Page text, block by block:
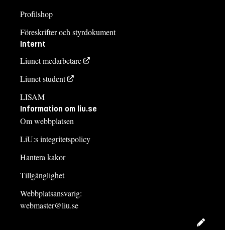
Profilshop
Föreskrifter och styrdokument
Internt
Liunet medarbetare
Liunet student
LISAM
Information om liu.se
Om webbplatsen
LiU:s integritetspolicy
Hantera kakor
Tillgänglighet
Webbplatsansvarig:
webmaster@liu.se